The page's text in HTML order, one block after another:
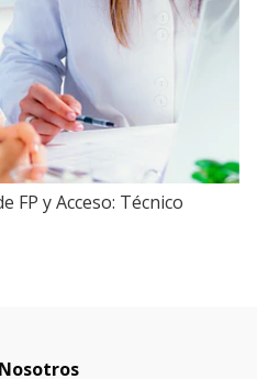
FP y Acceso: Técnico